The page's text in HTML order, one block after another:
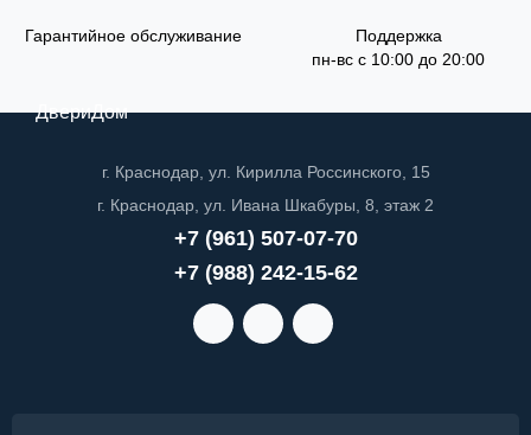
Гарантийное обслуживание
Поддержка
пн-вс с 10:00 до 20:00
ДвериДом
г. Краснодар, ул. Кирилла Россинского, 15
г. Краснодар, ул. Ивана Шкабуры, 8, этаж 2
+7 (961) 507-07-70
+7 (988) 242-15-62